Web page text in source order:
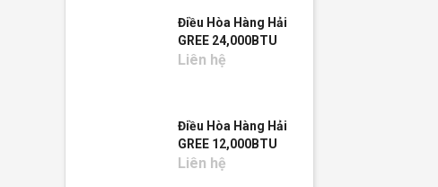
Điều Hòa Hàng Hải
GREE 24,000BTU
Liên hệ
Điều Hòa Hàng Hải
GREE 12,000BTU
Liên hệ